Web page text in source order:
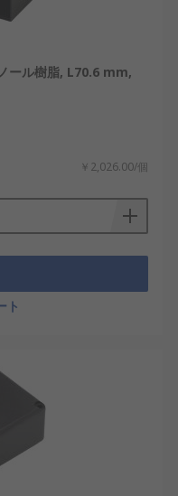
ール樹脂, L70.6 mm,
￥2,026.00/個
ト